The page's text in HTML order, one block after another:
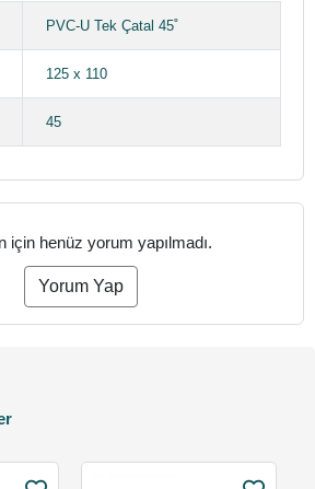
PVC-U Tek Çatal 45˚
125 x 110
45
için henüz yorum yapılmadı.
Yorum Yap